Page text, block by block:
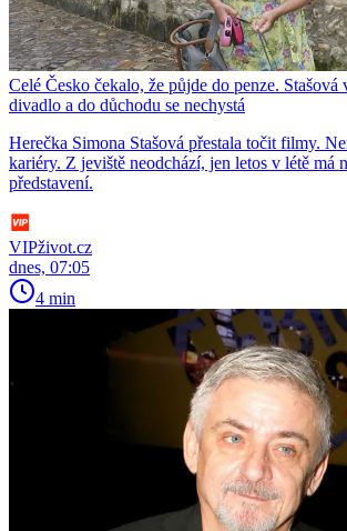
Celé Česko čekalo, že půjde do penze. Stašová
divadlo a do důchodu se nechystá
Herečka Simona Stašová přestala točit filmy.
kariéry. Z jeviště neodchází, jen letos v létě má
představení.
VIPživot.cz
dnes, 07:05
4 min